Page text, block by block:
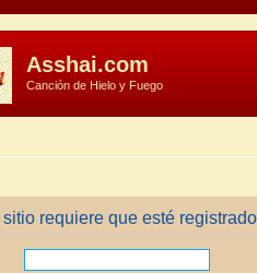
Asshai.com
Canción de Hielo y Fuego
requiere que esté